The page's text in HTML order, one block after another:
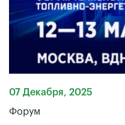
07 Декабря, 2025
Форум